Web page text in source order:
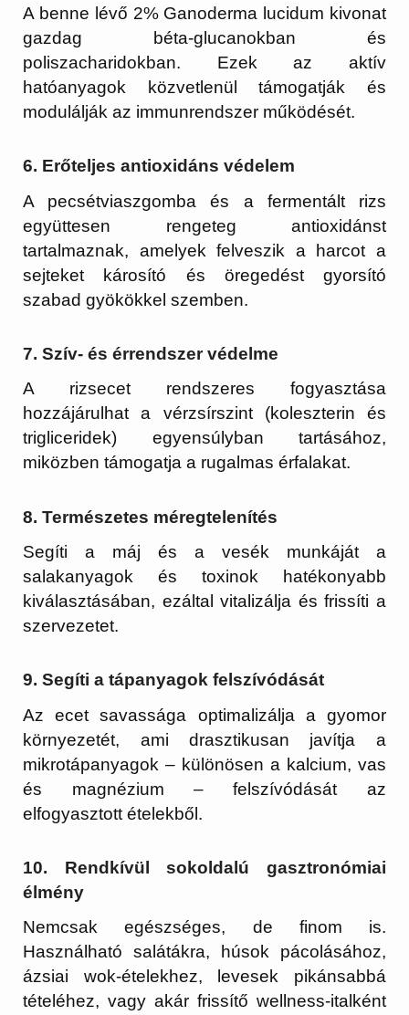
A benne lévő 2% Ganoderma lucidum kivonat
gazdag béta-glucanokban és
poliszacharidokban. Ezek az aktív
hatóanyagok közvetlenül támogatják és
modulálják az immunrendszer működését.
6. Erőteljes antioxidáns védelem
A pecsétviaszgomba és a fermentált rizs
együttesen rengeteg antioxidánst
tartalmaznak, amelyek felveszik a harcot a
sejteket károsító és öregedést gyorsító
szabad gyökökkel szemben.
7. Szív- és érrendszer védelme
A rizsecet rendszeres fogyasztása
hozzájárulhat a vérzsírszint (koleszterin és
trigliceridek) egyensúlyban tartásához,
miközben támogatja a rugalmas érfalakat.
8. Természetes méregtelenítés
Segíti a máj és a vesék munkáját a
salakanyagok és toxinok hatékonyabb
kiválasztásában, ezáltal vitalizálja és frissíti a
szervezetet.
9. Segíti a tápanyagok felszívódását
Az ecet savassága optimalizálja a gyomor
környezetét, ami drasztikusan javítja a
mikrotápanyagok – különösen a kalcium, vas
és magnézium – felszívódását az
elfogyasztott ételekből.
10. Rendkívül sokoldalú gasztronómiai
élmény
Nemcsak egészséges, de finom is.
Használható salátákra, húsok pácolásához,
ázsiai wok-ételekhez, levesek pikánsabbá
tételéhez, vagy akár frissítő wellness-italként